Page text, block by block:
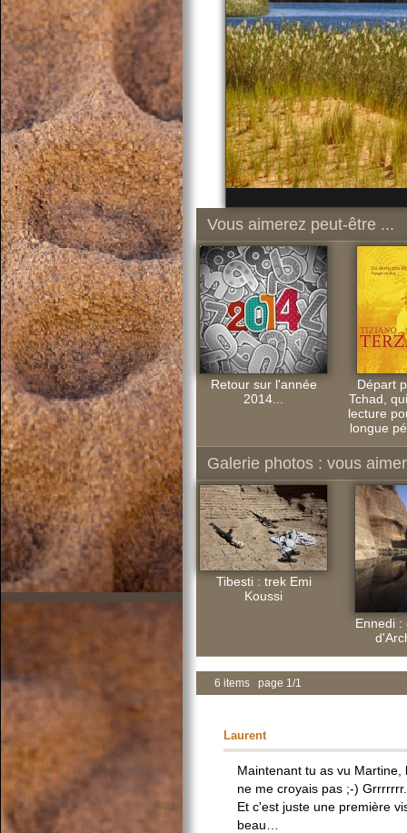
Vous aimerez peut-être ...
Retour sur l'année
2014...
Départ
Tchad,
lecture
longue
Galerie photos : vous
Tibesti : trek Emi
Koussi
Ennedi :
6 items page 1/1
Laurent
Maintenant tu as vu
ne me croyais pas ;-) Grrrrrrr.
Et c'est juste une première
beau…